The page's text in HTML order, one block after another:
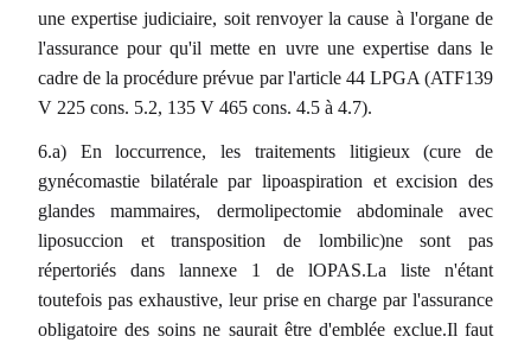
une expertise judiciaire, soit renvoyer la cause à l'organe de
l'assurance pour qu'il mette en uvre une expertise dans le
cadre de la procédure prévue par l'article 44 LPGA (ATF139
V 225 cons. 5.2, 135 V 465 cons. 4.5 à 4.7).
6.a) En loccurrence, les traitements litigieux (cure de
gynécomastie bilatérale par lipoaspiration et excision des
glandes mammaires, dermolipectomie abdominale avec
liposuccion et transposition de lombilic)ne sont pas
répertoriés dans lannexe 1 de lOPAS.La liste n'étant
toutefois pas exhaustive, leur prise en charge par l'assurance
obligatoire des soins ne saurait être d'emblée exclue.Il faut